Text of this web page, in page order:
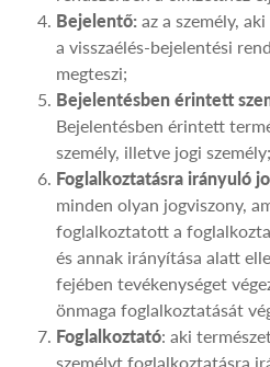
Bejelentő: az a személy,
a visszaélés-bejelentési
megteszi;
Bejelentésben érintett
Bejelentésben érintett
személy, illetve jogi személy;
Foglalkoztatásra irányuló
minden olyan jogviszony,
foglalkoztatott a
és annak irányítása alatt
fejében tevékenységet
önmaga foglalkoztatását
Foglalkoztató: aki
személyt foglalkoztatásra